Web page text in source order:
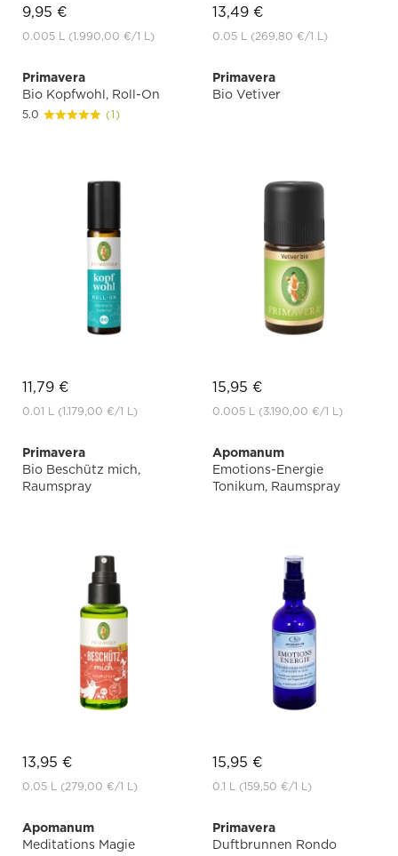
9,95 €
0.005 L (1.990,00 €/1 L)
13,49 €
0.05 L (269,80 €/1 L)
Primavera
Bio Kopfwohl, Roll-On
5.0 (1)
11,79 €
0.01 L (1.179,00 €/1 L)
Primavera
Bio Vetiver
15,95 €
0.005 L (3.190,00 €/1 L)
Primavera
Bio Beschütz mich,
Raumspray
13,95 €
0.05 L (279,00 €/1 L)
Apomanum
Emotions-Energie
Tonikum, Raumspray
15,95 €
0.1 L (159,50 €/1 L)
Apomanum
Meditations Magie
Primavera
Duftbrunnen Rondo